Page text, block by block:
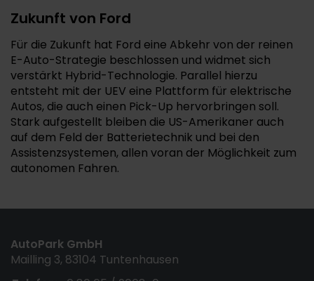
Zukunft von Ford
Für die Zukunft hat Ford eine Abkehr von der reinen
E-Auto-Strategie beschlossen und widmet sich
verstärkt Hybrid-Technologie. Parallel hierzu
entsteht mit der UEV eine Plattform für elektrische
Autos, die auch einen Pick-Up hervorbringen soll.
Stark aufgestellt bleiben die US-Amerikaner auch
auf dem Feld der Batterietechnik und bei den
Assistenzsystemen, allen voran der Möglichkeit zum
autonomen Fahren.
AutoPark GmbH
Mailling 3, 83104 Tuntenhausen